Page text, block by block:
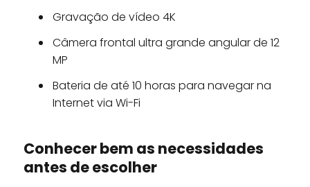
Gravação de vídeo 4K
Câmera frontal ultra grande angular de 12
MP
Bateria de até 10 horas para navegar na
Internet via Wi-Fi
Conhecer bem as necessidades
antes de escolher